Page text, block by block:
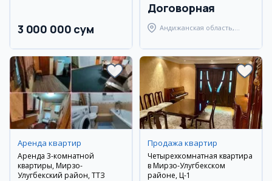
3 000 000 сум
Договорная
Андижанская область,
Аренда квартир
Аренда 3-комнатной
квартиры, Мирзо-
Улугбекский район, ТТЗ
Продажа квартир
Четырехкомнатная квартира
в Мирзо-Улугбекском
районе, Ц-1